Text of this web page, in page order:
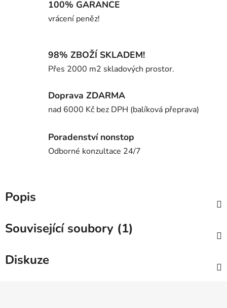
100% GARANCE
vrácení peněz!
98% ZBOŽÍ SKLADEM!
Přes 2000 m2 skladových prostor.
Doprava ZDARMA
nad 6000 Kč bez DPH (balíková přeprava)
Poradenství nonstop
Odborné konzultace 24/7
Popis
Související soubory (1)
Diskuze